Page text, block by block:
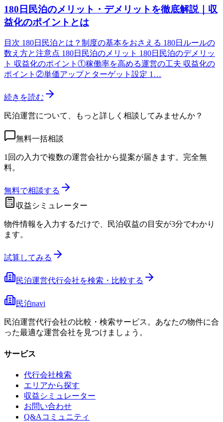
180日民泊のメリット・デメリットを徹底解説｜収
益化のポイントとは
目次 180日民泊とは？制度の基本をおさえる 180日ルールの
数え方と注意点 180日民泊のメリット 180日民泊のデメリッ
ト 収益化のポイント①稼働率を高める運営の工夫 収益化の
ポイント②単価アップとターゲット設定 1…
続きを読む
民泊運営について、もっと詳しく相談してみませんか？
無料一括相談
1回の入力で複数の運営会社から提案が届きます。完全無
料。
無料で相談する
収益シミュレーター
物件情報を入力するだけで、民泊収益の目安が3分でわかり
ます。
試算してみる
民泊運営代行会社を検索・比較する
民泊navi
民泊運営代行会社の比較・検索サービス。あなたの物件に合
った最適な運営会社を見つけましょう。
サービス
代行会社検索
エリアから探す
収益シミュレーター
お問い合わせ
Q&Aコミュニティ